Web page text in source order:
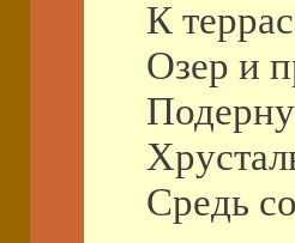
К
Озер и
Средь